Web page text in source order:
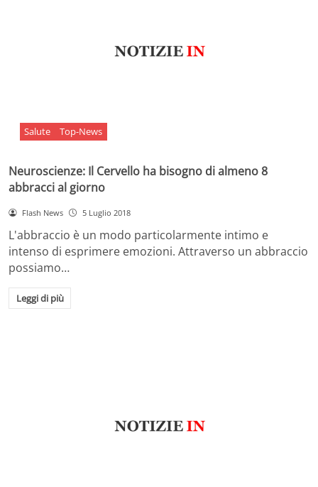
Salute Top-News
Neuroscienze: Il Cervello ha bisogno di almeno 8
abbracci al giorno
Flash News 5 Luglio 2018
L'abbraccio è un modo particolarmente intimo e
intenso di esprimere emozioni. Attraverso un abbraccio
possiamo…
Leggi di più